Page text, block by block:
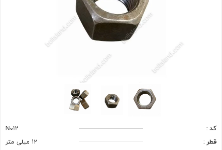
کد :
N012
قطر :
12 میلی متر